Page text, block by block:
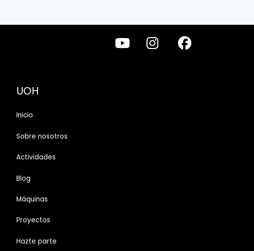
UOH
Inicio
Sobre nosotros
Actividades
Blog
Máquinas
Proyectos
Hazte parte